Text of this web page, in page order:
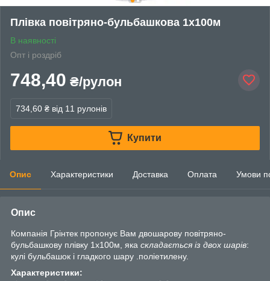
Плівка повітряно-бульбашкова 1х100м
В наявності
Опт і роздріб
748,40 ₴/рулон
734,60 ₴ від 11 рулонів
Купити
Опис Характеристики Доставка Оплата Умови
Опис
Компанія Грінтек пропонує Вам двошарову повітряно-
бульбашкову плівку 1х100м, яка складається із двох шарів:
кулі бульбашок і гладкого шару .поліетилену.
Характеристики: